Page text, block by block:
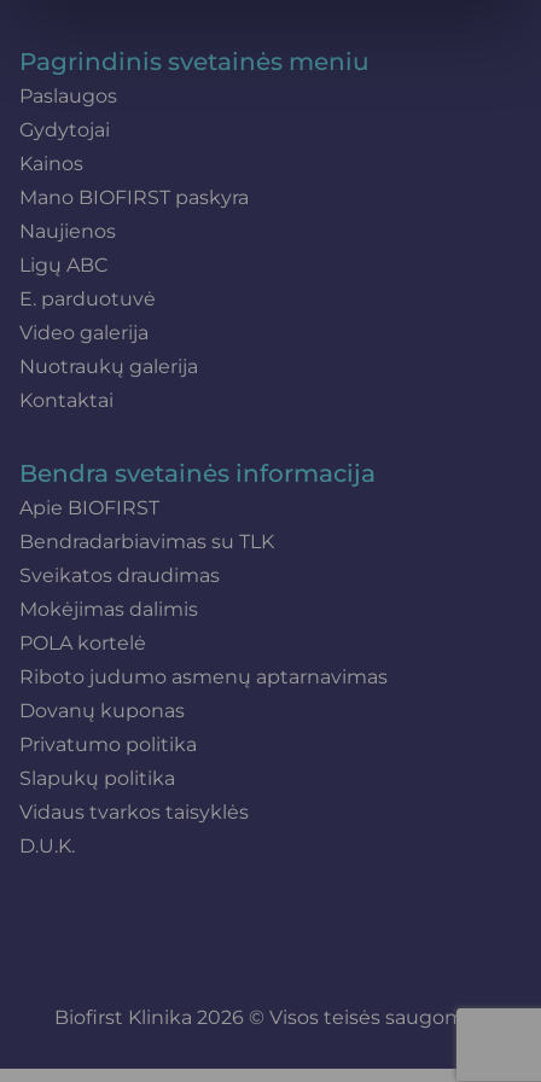
Pagrindinis svetainės meniu
Paslaugos
Gydytojai
Kainos
Mano BIOFIRST paskyra
Naujienos
Ligų ABC
E. parduotuvė
Video galerija
Nuotraukų galerija
Kontaktai
Bendra svetainės informacija
Apie BIOFIRST
Bendradarbiavimas su TLK
Sveikatos draudimas
Mokėjimas dalimis
POLA kortelė
Riboto judumo asmenų aptarnavimas
Dovanų kuponas
Privatumo politika
Slapukų politika
Vidaus tvarkos taisyklės
D.U.K.
Biofirst Klinika 2026 © Visos teisės saugomos